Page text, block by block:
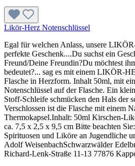
Likör-Herz Notenschlüssel
Egal für welchen Anlass, unsere
perfekte Geschenk....Du suchst ein
Freund/Deine Freundin?Du möchtest
bedeutet?... sag es mit einem LIKÖR-
Flasche in Herzform. Inhalt 50ml, mit
Notenschlüssel auf der Flasche. Ein
Stoff-Schleife schmücken den Hals der
Verschlossen ist die Flasche mit einem
Thermokapsel.Inhalt: 50ml Kirschen-
ca. 7,5 x 2,5 x 9,5 cm Bitte beachten
Spirituosen und Liköre an Jugendliche
Adolf WeisenbachSchwarzwälder
Richard-Lenk-Straße 11-13 77876